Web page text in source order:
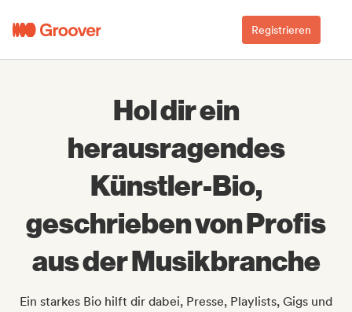
Registrieren
Hol dir ein
herausragendes
Künstler-Bio,
geschrieben von Profis
aus der Musikbranche
Ein starkes Bio hilft dir dabei, Presse, Playlists, Gigs und